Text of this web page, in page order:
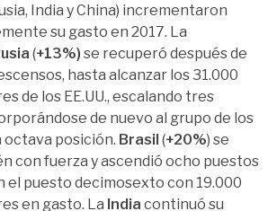
India y China) incrementaron
su gasto en 2017. La
(+13%) se recuperó después de
hasta alcanzar los 31.000
de los EE.UU., escalando tres
de nuevo al grupo de los
posición. Brasil (+20%) se
con fuerza y ascendió ocho puestos
el puesto decimosexto con 19.000
en gasto. La India continuó su